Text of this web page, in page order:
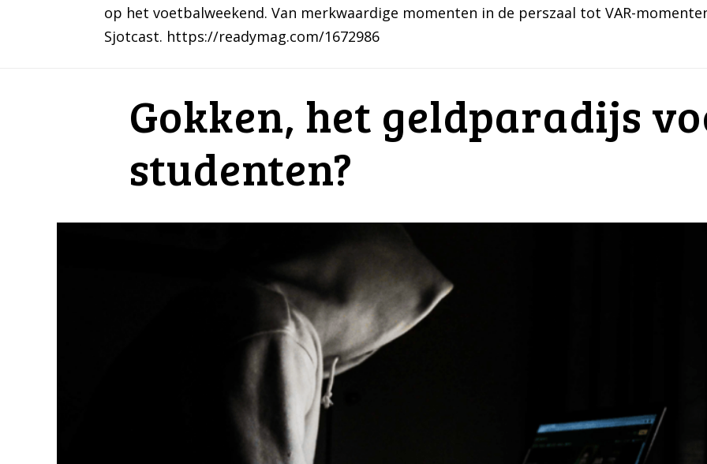
op het voetbalweekend. Van merkwaardige momenten in de perszaal tot VAR-
Sjotcast. https://readymag.com/1672986
Gokken, het geldparadijs
studenten?